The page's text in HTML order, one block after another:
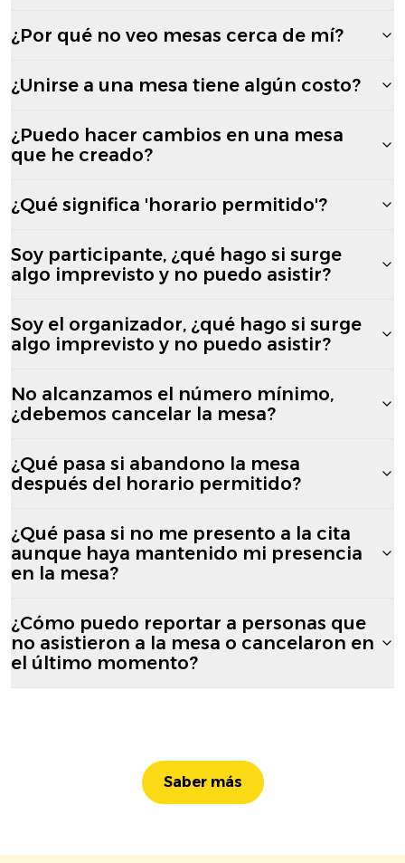
¿Por qué no veo mesas cerca de mí?
¿Unirse a una mesa tiene algún costo?
¿Puedo hacer cambios en una mesa
que he creado?
¿Qué significa 'horario permitido'?
Soy participante, ¿qué hago si surge
algo imprevisto y no puedo asistir?
Soy el organizador, ¿qué hago si surge
algo imprevisto y no puedo asistir?
No alcanzamos el número mínimo,
¿debemos cancelar la mesa?
¿Qué pasa si abandono la mesa
después del horario permitido?
¿Qué pasa si no me presento a la cita
aunque haya mantenido mi presencia
en la mesa?
¿Cómo puedo reportar a personas que
no asistieron a la mesa o cancelaron en
el último momento?
Saber más